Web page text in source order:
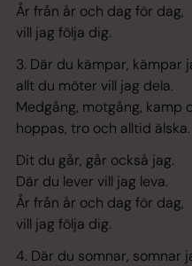
År från år och dag för dag,
vill jag följa dig.
3. Där du kämpar, kämpar
allt du möter vill jag dela.
Medgång, motgång, kamp
hoppas, tro och alltid älska.
Dit du går, går också jag.
Där du lever vill jag leva.
År från år och dag för dag,
vill jag följa dig.
4. Där du somnar, somnar